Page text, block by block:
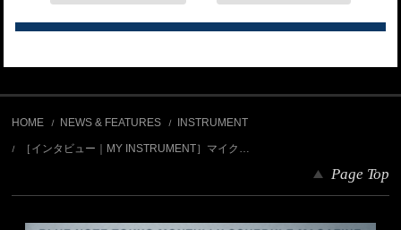
HOME NEWS & FEATURES INSTRUMENT
［インタビュー｜MY INSTRUMENT］マイク…
Page Top